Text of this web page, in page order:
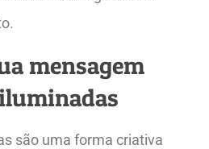
mensagem
são uma forma criativa